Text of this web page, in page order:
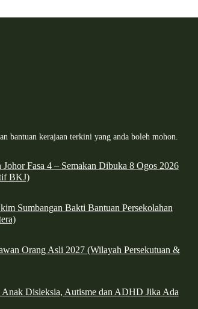
bantuan kerajaan terkini yang anda boleh mohon.
Fasa 4 – Semakan Dibuka 8 Ogos 2026
BKJ)
Sumbangan Bakti Bantuan Persekolahan
Orang Asli 2027 (Wilayah Persekutuan &
Disleksia, Autisme dan ADHD Jika Ada